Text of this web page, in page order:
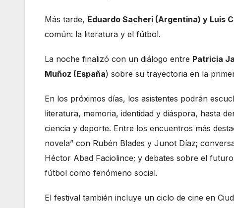
Más tarde, Eduardo Sacheri (Argentina) y Luis
común: la literatura y el fútbol.
La noche finalizó con un diálogo entre Patricia
Muñoz (España) sobre su trayectoria en la
En los próximos días, los asistentes podrán
literatura, memoria, identidad y diáspora, hasta
ciencia y deporte. Entre los encuentros más
novela” con Rubén Blades y Junot Díaz;
Héctor Abad Faciolince; y debates sobre el
fútbol como fenómeno social.
El festival también incluye un ciclo de cine en